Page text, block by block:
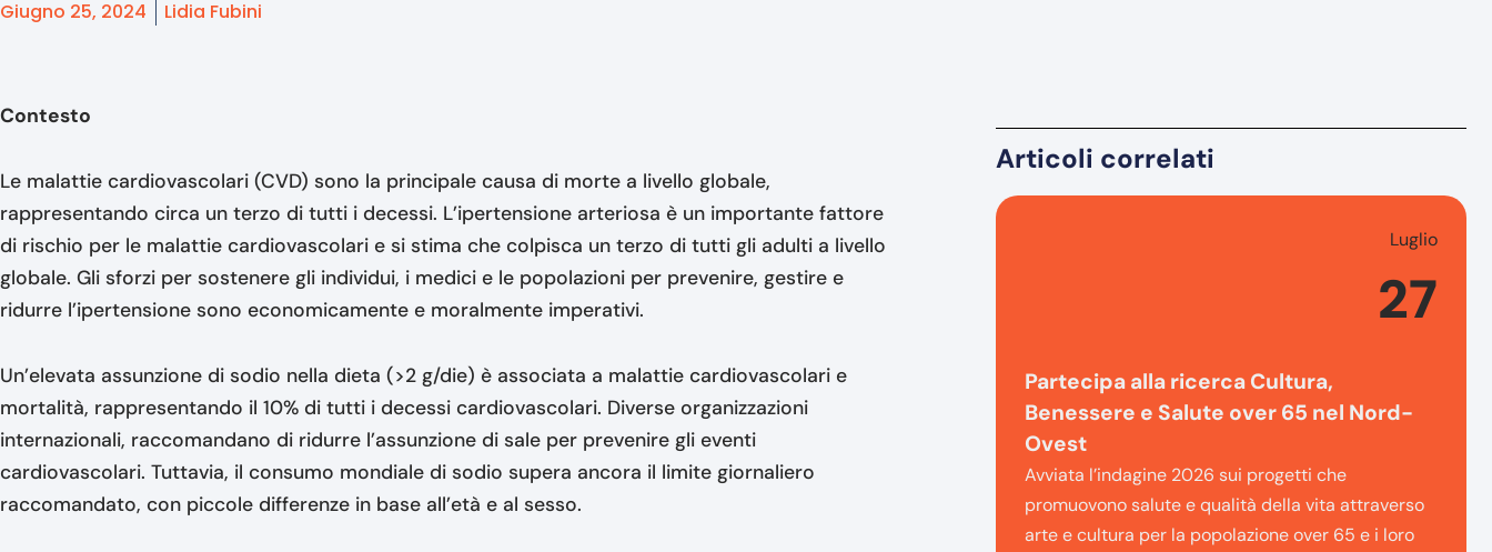
Giugno 25, 2024 Lidia Fubini
Contesto
Le malattie cardiovascolari (CVD) sono la principale causa di morte a livello globale,
rappresentando circa un terzo di tutti i decessi. L’ipertensione arteriosa è un importante fattore
di rischio per le malattie cardiovascolari e si stima che colpisca un terzo di tutti gli adulti a livello
globale. Gli sforzi per sostenere gli individui, i medici e le popolazioni per prevenire, gestire e
ridurre l’ipertensione sono economicamente e moralmente imperativi.
Un’elevata assunzione di sodio nella dieta (>2 g/die) è associata a malattie cardiovascolari e
mortalità, rappresentando il 10% di tutti i decessi cardiovascolari. Diverse organizzazioni
internazionali, raccomandano di ridurre l’assunzione di sale per prevenire gli eventi
cardiovascolari. Tuttavia, il consumo mondiale di sodio supera ancora il limite giornaliero
raccomandato, con piccole differenze in base all’età e al sesso.
Articoli correlati
Luglio
27
Partecipa alla ricerca Cultura,
Benessere e Salute over 65 nel Nord-
Ovest
Avviata l’indagine 2026 sui progetti che
promuovono salute e qualità della vita attraverso
arte e cultura per la popolazione over 65 e i loro